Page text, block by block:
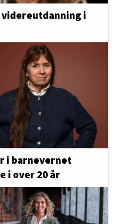
i
i barnevernet
i over 20 år